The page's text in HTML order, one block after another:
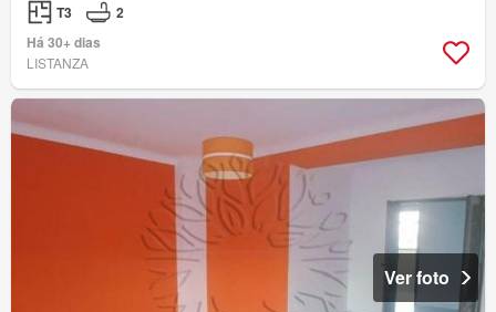
T3
2
Há 30+ dias
LISTANZA
Ver foto